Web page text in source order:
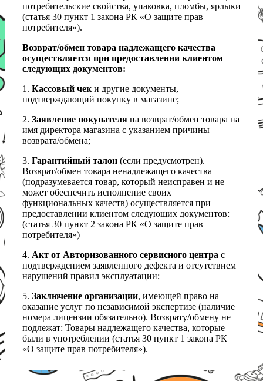
потребительские свойства, упаковка, пломбы, ярлыки
(статья 30 пункт 1 закона РК «О защите прав
потребителя»).
Возврат/обмен товара надлежащего качества
осуществляется при предоставлении клиентом
следующих документов:
1. Кассовый чеки другие документы,
подтверждающий покупку в магазине;
2. Заявление покупателя на возврат/обмен товара на
имя директора магазина с указанием причины
возврата/обмена;
3. Гарантийный талон (если предусмотрен).
Возврат/обмен товара ненадлежащего качества
(подразумевается товар, который неисправен и не
может обеспечить исполнение своих
функциональных качеств) осуществляется при
предоставлении клиентом следующих документов:
(статья 30 пункт 2 закона РК «О защите прав
потребителя»)
4. Акт от Авторизованного сервисного центра с
подтверждением заявленного дефекта и отсутствием
нарушений правил эксплуатации;
5. Заключение организации, имеющей право на
оказание услуг по независимой экспертизе (наличие
номера лицензии обязательно). Возврату/обмену не
подлежат: Товары надлежащего качества, которые
были в употреблении (статья 30 пункт 1 закона РК
«О защите прав потребителя»).